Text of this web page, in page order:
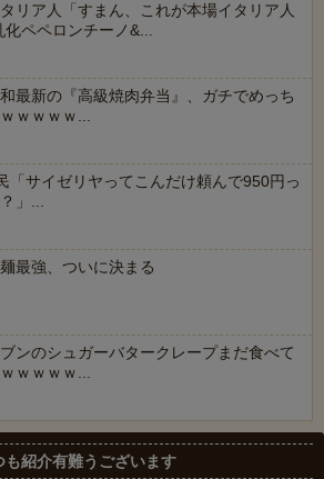
タリア人「すまん、これが本場イタリア人
化ペペロンチーノ&...
和最新の『高級焼肉弁当』、ガチでめっち
ｗｗｗｗ...
「サイゼリヤってこんだけ頼んで950円っ
」...
麺最強、ついに決まる
ンのシュガーバタークレープまだ食べて
ｗｗｗｗ...
も紹介有難うございます